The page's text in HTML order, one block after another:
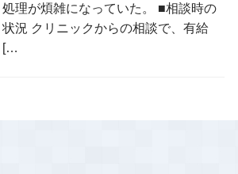
処理が煩雑になっていた。 ■相談時の
状況 クリニックからの相談で、有給
[…